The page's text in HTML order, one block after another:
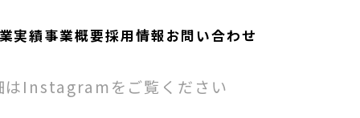
実績事業概要採用情報お問い合わせ
せ
はInstagramをご覧ください